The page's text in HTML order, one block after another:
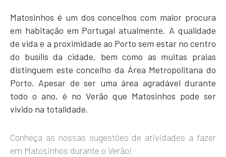
Matosinhos é um dos concelhos com maior procura
em habitação em Portugal atualmente. A qualidade
de vida e a proximidade ao Porto sem estar no centro
do busílis da cidade, bem como as muitas praias
distinguem este concelho da Área Metropolitana do
Porto. Apesar de ser uma área agradável durante
todo o ano, é no Verão que Matosinhos pode ser
vivido na totalidade.
Conheça as nossas sugestões de atividades a fazer
em Matosinhos durante o Verão!